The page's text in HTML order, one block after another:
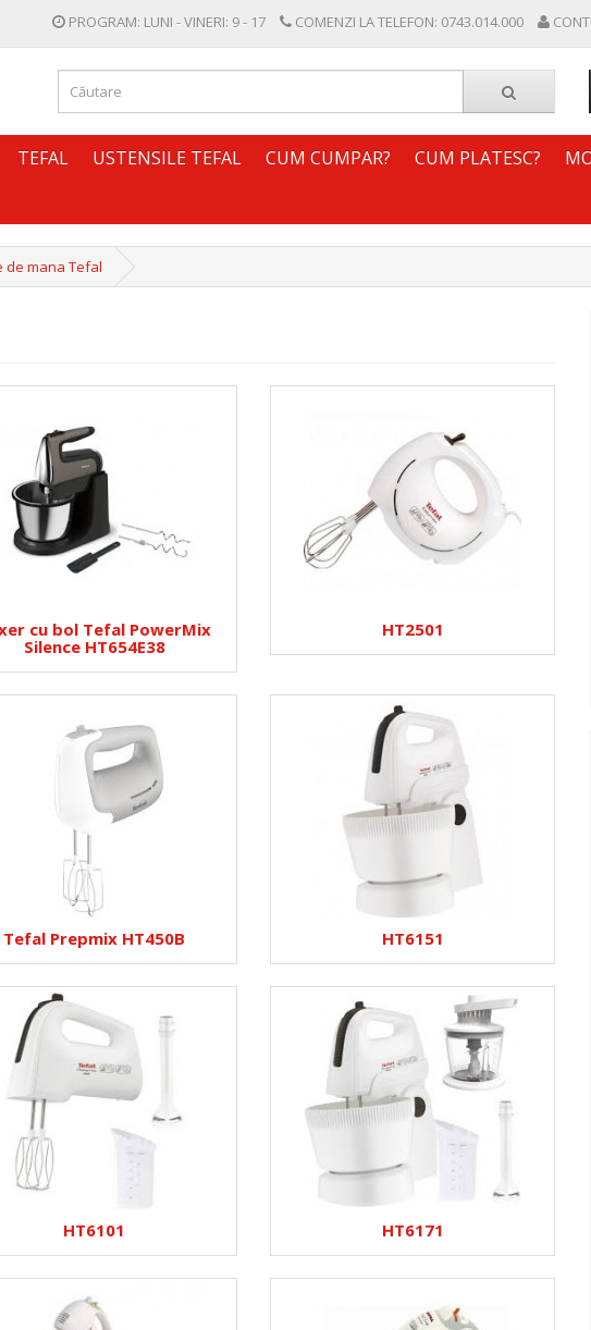
PROGRAM: LUNI - VINERI: 9 - 17 COMENZI LA TELEFON: 0743.014.000
TEFAL USTENSILE TEFAL CUM CUMPAR? CUM PLATESC?
de mana Tefal
cu bol Tefal PowerMix
Silence HT654E38
HT2501
Tefal Prepmix HT450B HT6151
HT6101 HT6171